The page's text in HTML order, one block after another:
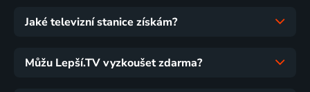
Jaké televizní stanice získám?
Můžu Lepší.TV vyzkoušet zdarma?